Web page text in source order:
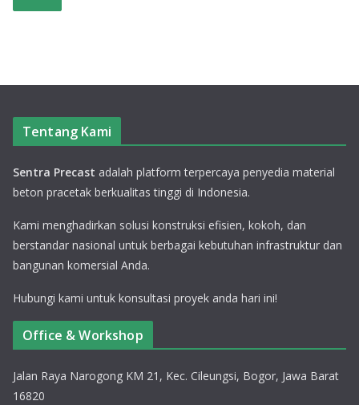
Tentang Kami
Sentra Precast adalah platform terpercaya penyedia material
beton pracetak berkualitas tinggi di Indonesia.
Kami menghadirkan solusi konstruksi efisien, kokoh, dan
berstandar nasional untuk berbagai kebutuhan infrastruktur dan
bangunan komersial Anda.
Hubungi kami untuk konsultasi proyek anda hari ini!
Office & Workshop
Jalan Raya Narogong KM 21, Kec. Cileungsi, Bogor, Jawa Barat
16820